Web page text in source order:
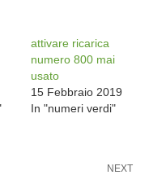
attivare ricarica
numero 800 mai
usato
15 Febbraio 2019
In "numeri verdi"
NEXT